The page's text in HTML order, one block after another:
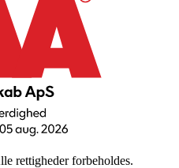
rettigheder forbeholdes.